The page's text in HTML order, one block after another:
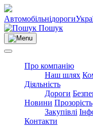
Автомобільнідороги
Пошук
Про компанію
Наш шлях
Діяльність
Дороги
Новини Прозорість
Закупівлі
Контакти